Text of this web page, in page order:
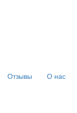
Отзывы О нас